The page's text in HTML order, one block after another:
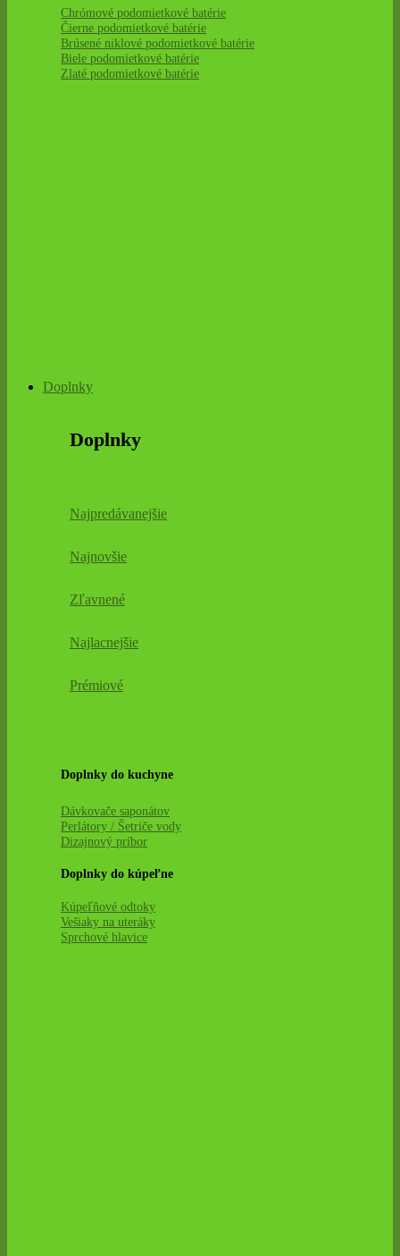
Chrómové podomietkové batérie
Čierne podomietkové batérie
Brúsené niklové podomietkové batérie
Biele podomietkové batérie
Zlaté podomietkové batérie
Doplnky
Doplnky
Najpredávanejšie
Najnovšie
Zľavnené
Najlacnejšie
Prémiové
Doplnky do kuchyne
Dávkovače saponátov
Perlátory / Šetriče vody
Dizajnový príbor
Doplnky do kúpeľne
Kúpeľňové odtoky
Vešiaky na uteráky
Sprchové hlavice